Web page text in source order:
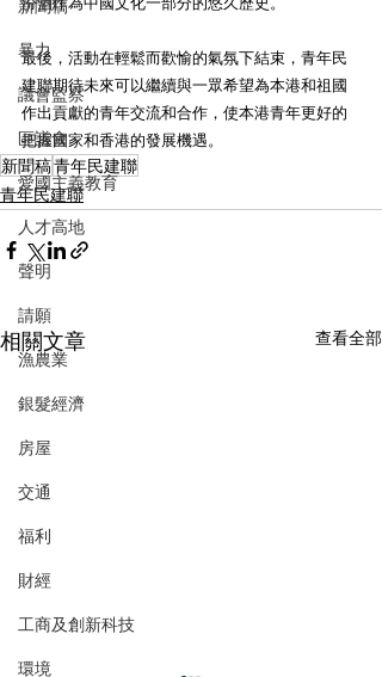
新聞稿
暴力
議會監察
區議會
愛國主義教育
人才高地
聲明
請願
漁農業
銀髮經濟
房屋
交通
福利
財經
工商及創新科技
環境
最後，活動在輕鬆而歡愉的氣氛下結束，青年民
建聯期待未來可以繼續與一眾希望為本港和祖國
作出貢獻的青年交流和合作，使本港青年更好的
把握國家和香港的發展機遇。
新聞稿青年民建聯
青年民建聯
相關文章 查看全部